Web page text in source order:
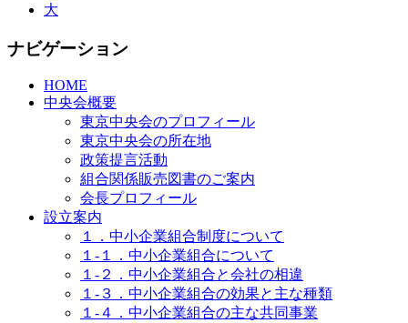
大
ナビゲーション
HOME
中央会概要
東京中央会のプロフィール
東京中央会の所在地
政策提言活動
組合関係販売図書のご案内
会長プロフィール
設立案内
１．中小企業組合制度について
１-１．中小企業組合について
１-２．中小企業組合と会社の相違
１-３．中小企業組合の効果と主な種類
１-４．中小企業組合の主な共同事業